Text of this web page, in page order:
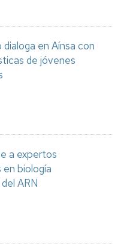
en Aínsa con
de jóvenes
a expertos
biología
ARN